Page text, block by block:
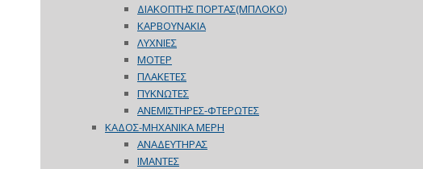
ΔΙΑΚΟΠΤΗΣ ΠΟΡΤΑΣ(ΜΠΛΟΚΟ)
ΚΑΡΒΟΥΝΑΚΙΑ
ΛΥΧΝΙΕΣ
ΜΟΤΕΡ
ΠΛΑΚΕΤΕΣ
ΠΥΚΝΩΤΕΣ
ΑΝΕΜΙΣΤΗΡΕΣ-ΦΤΕΡΩΤΕΣ
ΚΑΔΟΣ-ΜΗΧΑΝΙΚΑ ΜΕΡΗ
ΑΝΑΔΕΥΤΗΡΑΣ
ΙΜΑΝΤΕΣ